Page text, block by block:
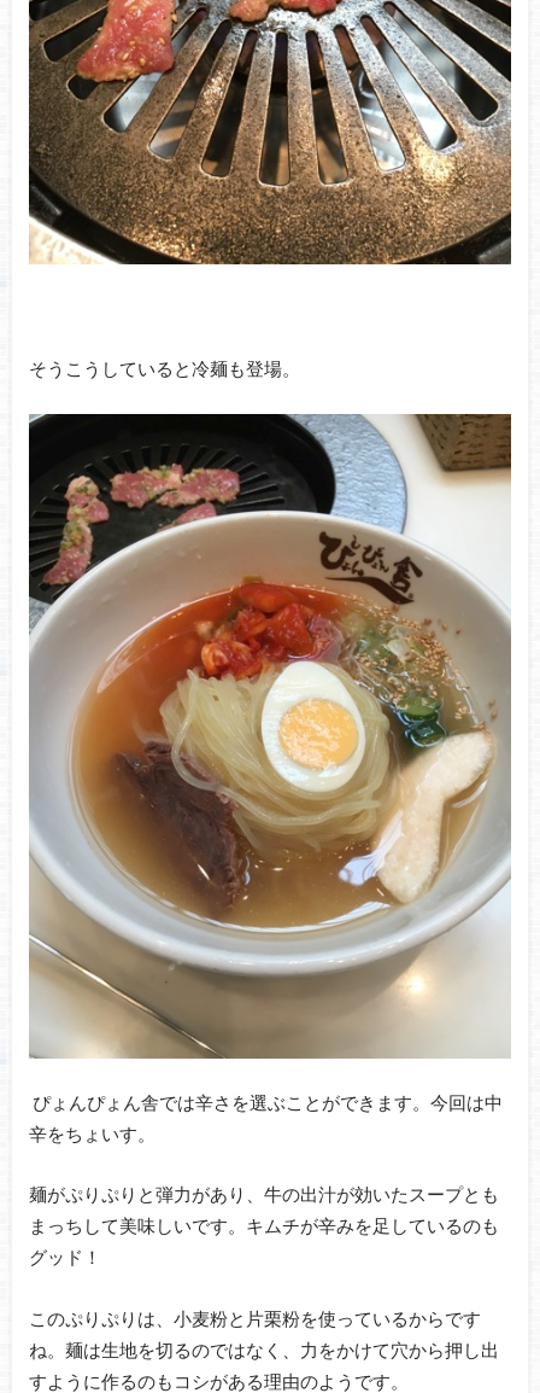
そうこうしていると冷麺も登場。
ぴょんぴょん舎では辛さを選ぶことができます。今回は中
辛をちょいす。
麺がぷりぷりと弾力があり、牛の出汁が効いたスープとも
まっちして美味しいです。キムチが辛みを足しているのも
グッド！
このぷりぷりは、小麦粉と片栗粉を使っているからです
ね。麺は生地を切るのではなく、力をかけて穴から押し出
すように作るのもコシがある理由のようです。